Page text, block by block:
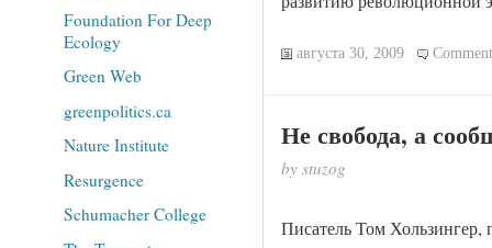
августа 30, 2009
Не свобода, а
by stuzog
Писатель Том
Foundation For Deep
Ecology
Green Web
greenpolitics.ca
Nature Institute
Resurgence
Schumacher College